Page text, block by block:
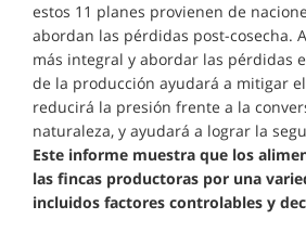
estos 11 planes provienen de
abordan las pérdidas post-cosecha.
más integral y abordar las pérdidas
de la producción ayudará a mitigar
reducirá la presión frente a la
naturaleza, y ayudará a lograr la
Este informe muestra que los
las fincas productoras por una
incluidos factores controlables y